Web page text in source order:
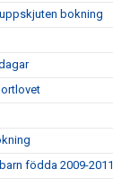
bokning
födda 2009-2011